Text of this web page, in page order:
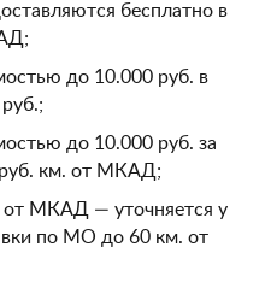
бесплатно в
до 10.000 руб. в
до 10.000 руб. за
км. от МКАД;
МКАД — уточняется у
по МО до 60 км. от